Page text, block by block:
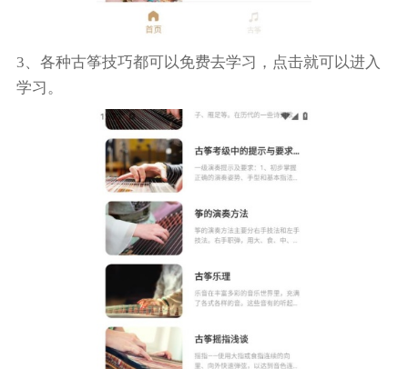
3、各种古筝技巧都可以免费去学习，点击就可以进入
学习。